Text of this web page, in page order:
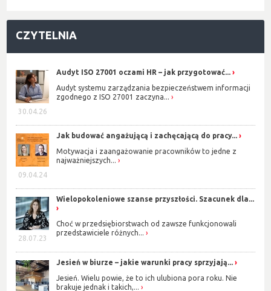
CZYTELNIA
30.04.26
Audyt ISO 27001 oczami HR – jak przygotować...
Audyt systemu zarządzania bezpieczeństwem informacji
zgodnego z ISO 27001 zaczyna...
09.04.24
Jak budować angażującą i zachęcającą do pracy...
Motywacja i zaangażowanie pracowników to jedne z
najważniejszych...
28.07.23
Wielopokoleniowe szanse przyszłości. Szacunek dla...
Choć w przedsiębiorstwach od zawsze funkcjonowali
przedstawiciele różnych...
Jesień w biurze – jakie warunki pracy sprzyjają...
Jesień. Wielu powie, że to ich ulubiona pora roku. Nie
brakuje jednak i takich,...